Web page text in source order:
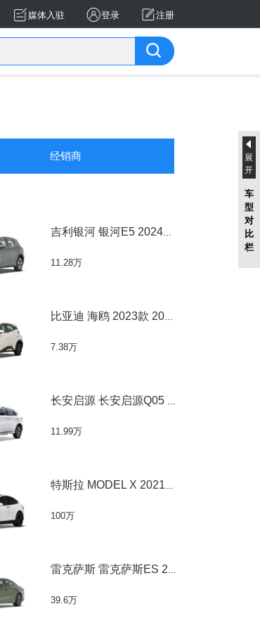
媒体入驻 登录 注册
经销商
吉利银河 银河E5 2024款 银河E5 2024款 440
11.28万
比亚迪 海鸥 2023款 2023款 活力版
7.38万
长安启源 长安启源Q05 2024款 2024款 60 Li
11.99万
特斯拉 MODEL X 2021款 Plaid 版
100万
雷克萨斯 雷克萨斯ES 2020款 300h 臻享版
39.6万
展
开
车
型
对
比
栏